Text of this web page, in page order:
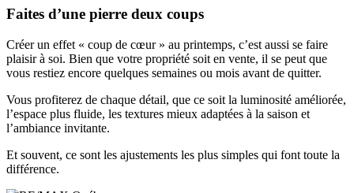
Faites d’une pierre deux coups
Créer un effet « coup de cœur » au printemps, c’est aussi se faire
plaisir à soi. Bien que votre propriété soit en vente, il se peut que
vous restiez encore quelques semaines ou mois avant de quitter.
Vous profiterez de chaque détail, que ce soit la luminosité améliorée,
l’espace plus fluide, les textures mieux adaptées à la saison et
l’ambiance invitante.
Et souvent, ce sont les ajustements les plus simples qui font toute la
différence.